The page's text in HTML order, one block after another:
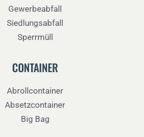
Gewerbeabfall
Siedlungsabfall
Sperrmüll
CONTAINER
Abrollcontainer
Absetzcontainer
Big Bag